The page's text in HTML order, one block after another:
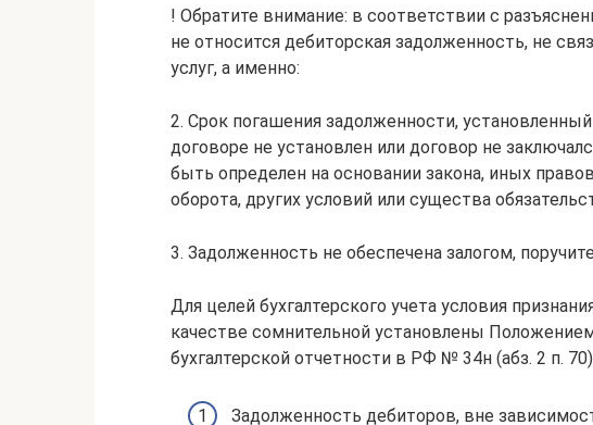
! Обратите внимание: в соответствии с
не относится дебиторская задолженность, не
услуг, а именно:
2. Срок погашения задолженности,
договоре не установлен или договор не
быть определен на основании закона, иных
оборота, других условий или существа
3. Задолженность не обеспечена залогом,
Для целей бухгалтерского учета условия
качестве сомнительной установлены
бухгалтерской отчетности в РФ № 34н (абз. 2 п.
Задолженность дебиторов, вне